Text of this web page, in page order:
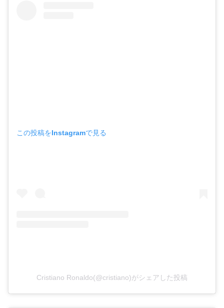
この投稿をInstagramで見る
Cristiano Ronaldo(@cristiano)がシェアした投稿